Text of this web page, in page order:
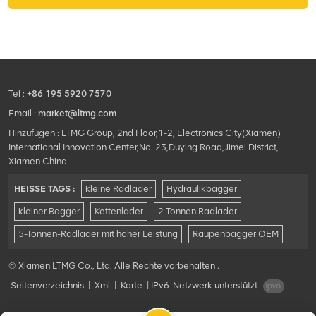
Tel : +86 195 5920 7570
Email : market@ltmg.com
Hinzufügen : LTMG Group, 2nd Floor,1-2, Electronics City(Xiamen)
International Innovation Center,No. 23,Duying Road,Jimei District,
Xiamen China
HEISSE TAGS : kleine Radlader Hydraulikbagger
kleiner Bagger Kettenlader 2 Tonnen Radlader
5-Tonnen-Radlader mit hoher Leistung Raupenbagger OEM
© Xiamen LTMG Co., Ltd. Alle Rechte vorbehalten .
Seitenverzeichnis
Xml Karte IPv6-Netzwerk unterstützt